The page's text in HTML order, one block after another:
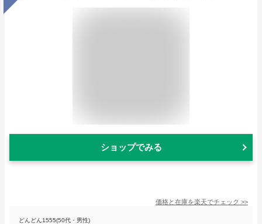
ショップでみる
価格と在庫を楽天でチェック >>
どんどん1555(50代・男性)